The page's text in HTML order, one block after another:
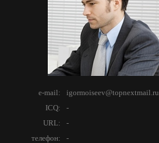
e-mail:
igormoiseev@topnextmail.ru
ICQ:
-
URL:
-
телефон:
-